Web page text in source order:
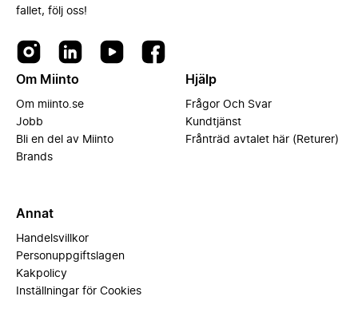
fallet, följ oss!
Om Miinto
Om miinto.se
Jobb
Bli en del av Miinto
Brands
Hjälp
Frågor Och Svar
Kundtjänst
Frånträd avtalet här (Returer)
Annat
Handelsvillkor
Personuppgiftslagen
Kakpolicy
Inställningar för Cookies